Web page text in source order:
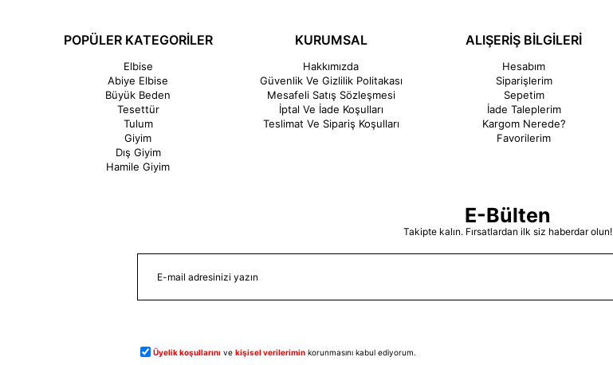
POPÜLER KATEGORİLER
Elbise
Abiye Elbise
Büyük Beden
Tesettür
Tulum
Giyim
Dış Giyim
Hamile Giyim
KURUMSAL
Hakkımızda
Güvenlik Ve Gizlilik Politakası
Mesafeli Satış Sözleşmesi
İptal Ve İade Koşulları
Teslimat Ve Sipariş Koşulları
ALIŞERİŞ BİLGİLERİ
Hesabım
Siparişlerim
Sepetim
İade Taleplerim
Kargom Nerede?
Favorilerim
E-Bülten
Takipte kalın. Fırsatlardan ilk siz haberdar olun!
Üyelik koşullarını ve kişisel verilerimin korunmasını kabul ediyorum.